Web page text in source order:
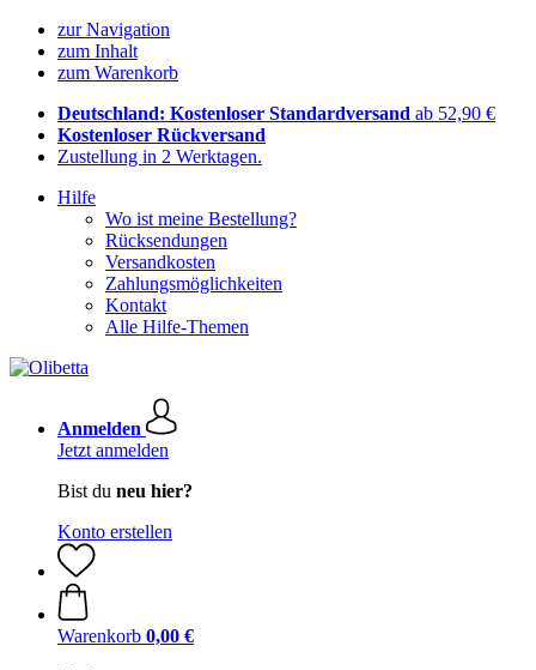
zur Navigation
zum Inhalt
zum Warenkorb
Deutschland: Kostenloser Standardversand ab 52,90 €
Kostenloser Rückversand
Zustellung in 2 Werktagen.
Hilfe
Wo ist meine Bestellung?
Rücksendungen
Versandkosten
Zahlungsmöglichkeiten
Kontakt
Alle Hilfe-Themen
Anmelden
Jetzt anmelden
Bist du neu hier?
Konto erstellen
Warenkorb 0,00 €